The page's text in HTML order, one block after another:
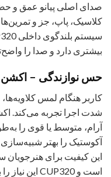
صدای اصلی پیانو عمق و
کلاسیک، پاپ، جز و
بیشتری دارد و صدا را
حس نوازندگی – اکشن ۸۸ کلاویه با پاسخ بسیار دقیق
کاربر هنگام لمس
آرام، متوسط یا قوی را
آکوستیک را بهتر
این کیفیت برای
است و CUP320 این نیاز را به‌طور کامل پوشش می‌دهد.